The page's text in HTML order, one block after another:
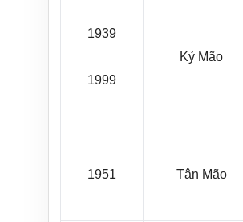
1939
1999
Kỷ Mão
1951 Tân Mão